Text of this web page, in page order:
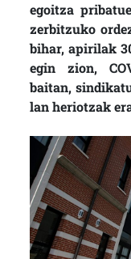
egoitza
zerbitzuko
bihar, apirilak
egin zion,
baitan,
lan heriotzak